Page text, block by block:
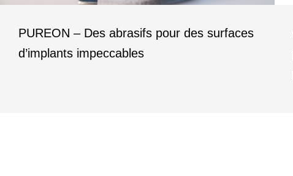
PUREON – Des abrasifs pour des surfaces
d’implants impeccables